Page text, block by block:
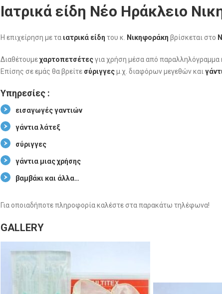
Ιατρικά είδη Νέο Ηράκλειο
Η επιχείρηση με τα ιατρικά είδη του κ. Νικηφοράκη βρίσκεται στο
Διαθέτουμεχαρτοπετσέτεςγια χρήση μέσα από παραλληλόγραμμα
Επίσης σε εμάς θα βρείτε σύριγγες μ.χ. διαφόρων μεγεθών και
Υπηρεσίες :
εισαγωγές γαντιών
γάντια λάτεξ
σύριγγες
γάντια μιας χρήσης
βαμβάκι και άλλα…
Για οποιαδήποτε πληροφορία καλέστε στα παρακάτω τηλέφωνα!
GALLERY